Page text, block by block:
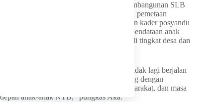
Pemprov NTB juga membuka peluang pembangunan SLB
baru di sejumlah wilayah berdasarkan hasil pemetaan
kebutuhan bersama pemerintah pusat. Peran kader posyandu
nantinya akan diperluas untuk membantu pendataan anak
rawan putus sekolah hingga pekerja anak di tingkat desa dan
“Pak Gubernur ingin pendidikan di NTB tidak lagi berjalan
sendiri-sendiri, tetapi benar-benar terhubung dengan
kebutuhan dunia kerja, kondisi sosial masyarakat, dan masa
depan anak-anak NTB,” pungkas Aka.